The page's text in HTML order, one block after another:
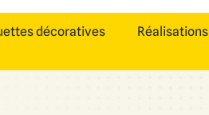
décoratives Réalisations